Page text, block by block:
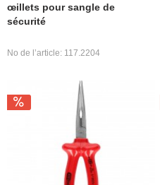
œillets pour sangle de
sécurité
No de l’article: 117.2204